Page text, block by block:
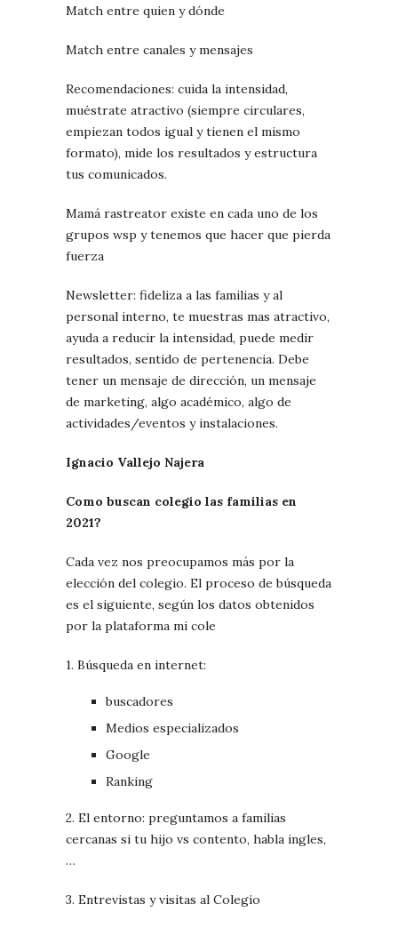
Match entre quien y dónde
Match entre canales y mensajes
Recomendaciones: cuida la intensidad,
muéstrate atractivo (siempre circulares,
empiezan todos igual y tienen el mismo
formato), mide los resultados y estructura
tus comunicados.
Mamá rastreator existe en cada uno de los
grupos wsp y tenemos que hacer que pierda
fuerza
Newsletter: fideliza a las familias y al
personal interno, te muestras mas atractivo,
ayuda a reducir la intensidad, puede medir
resultados, sentido de pertenencia. Debe
tener un mensaje de dirección, un mensaje
de marketing, algo académico, algo de
actividades/eventos y instalaciones.
Ignacio Vallejo Najera
Como buscan colegio las familias en
2021?
Cada vez nos preocupamos más por la
elección del colegio. El proceso de búsqueda
es el siguiente, según los datos obtenidos
por la plataforma mi cole
1. Búsqueda en internet:
buscadores
Medios especializados
Google
Ranking
2. El entorno: preguntamos a familias
cercanas si tu hijo vs contento, habla ingles,
…
3. Entrevistas y visitas al Colegio